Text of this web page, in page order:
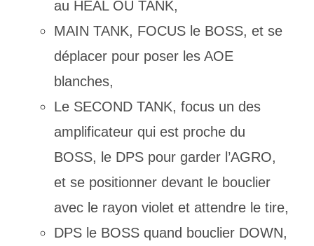
au HEAL OU TANK,
MAIN TANK, FOCUS le BOSS, et se
déplacer pour poser les AOE
blanches,
Le SECOND TANK, focus un des
amplificateur qui est proche du
BOSS, le DPS pour garder l’AGRO,
et se positionner devant le bouclier
avec le rayon violet et attendre le tire,
DPS le BOSS quand bouclier DOWN,